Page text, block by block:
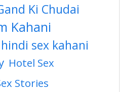
Ki Chudai
Kahani
hindi sex kahani
Hotel Sex
Stories